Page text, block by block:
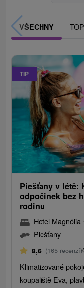
VŠECHNY
TIP
Piešťany v létě:
odpočinek bez
rodinu
Hotel Magnólia
Piešťany
8,6 (165 recenzí)
Klimatizované
koupaliště Eva,